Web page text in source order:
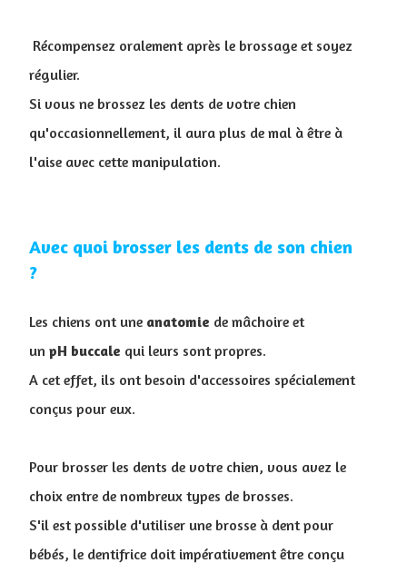
Récompensez oralement après le brossage et soyez
régulier.
Si vous ne brossez les dents de votre chien
qu'occasionnellement, il aura plus de mal à être à
l'aise avec cette manipulation.
Avec quoi brosser les dents de son chien
?
Les chiens ont une anatomie de mâchoire et
un pH buccale qui leurs sont propres.
A cet effet, ils ont besoin d'accessoires spécialement
conçus pour eux.
Pour brosser les dents de votre chien, vous avez le
choix entre de nombreux types de brosses.
S'il est possible d'utiliser une brosse à dent pour
bébés, le dentifrice doit impérativement être conçu